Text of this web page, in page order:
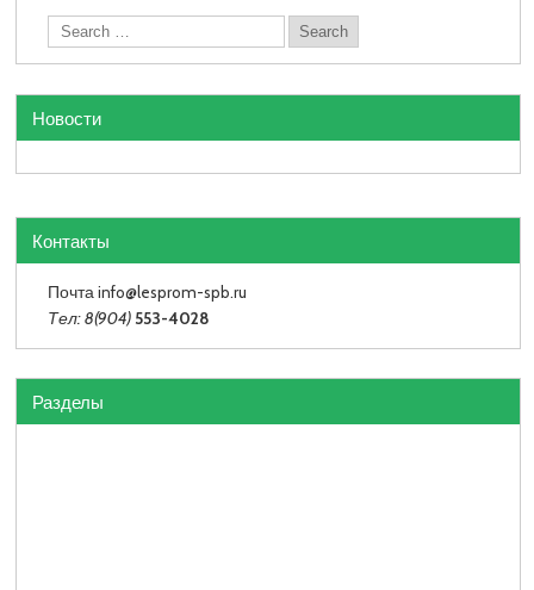
Новости
Контакты
Почта info@lesprom-spb.ru
Тел: 8(904) 553-4028
Разделы